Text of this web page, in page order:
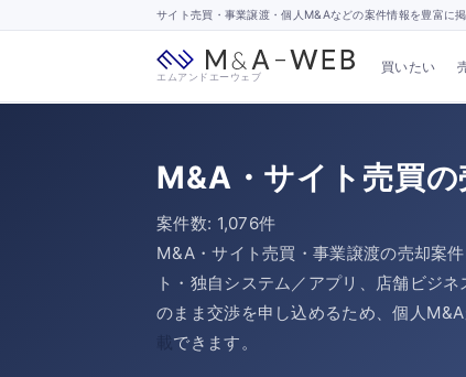
サイト売買・事業譲渡・個人M&Aなどの案件情報を豊富に
エムアンドエーウェブ
買いたい
M&A・サイト売買の
案件数: 1,076件
M&A・サイト売買・事業譲渡の売却案
ト・独自システム／アプリ、店舗ビジ
のまま交渉を申し込めるため、個人
できます。